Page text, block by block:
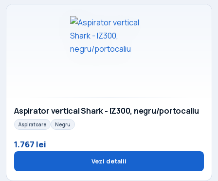
Aspirator vertical Shark - IZ300, negru/portocaliu
Aspiratoare Negru
1.767 lei
Vezi detalii